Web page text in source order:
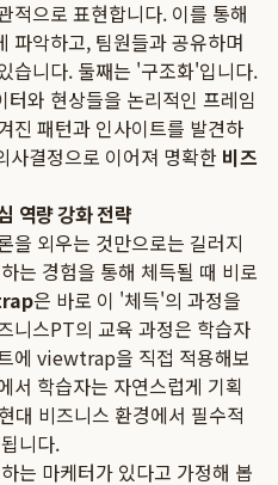
적으로 표현합니다. 이를 통해
파악하고, 팀원들과 공유하며
습니다. 둘째는 '구조화'입니다.
와 현상들을 논리적인 프레임
진 패턴과 인사이트를 발견하
사결정으로 이어져 명확한 비즈
역량 강화 전략
을 외우는 것만으로는 길러지
는 경험을 통해 체득될 때 비로
은 바로 이 '체득'의 과정을
니스PT의 교육 과정은 학습자
에 viewtrap을 직접 적용해보
서 학습자는 자연스럽게 기획
대 비즈니스 환경에서 필수적
니다.
는 마케터가 있다고 가정해 봅